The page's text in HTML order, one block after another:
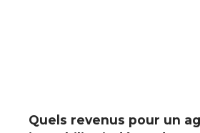
Quels revenus pour un